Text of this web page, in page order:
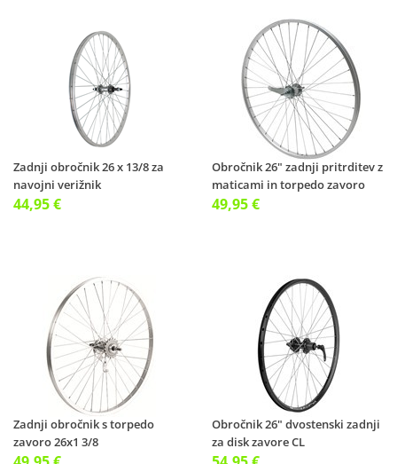
Zadnji obročnik 26 x 13/8 za
navojni verižnik
44,95 €
Obročnik 26" zadnji pritrditev z
maticami in torpedo zavoro
49,95 €
Zadnji obročnik s torpedo
zavoro 26x1 3/8
Obročnik 26" dvostenski zadnji
za disk zavore CL